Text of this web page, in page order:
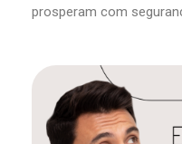
prosperam com